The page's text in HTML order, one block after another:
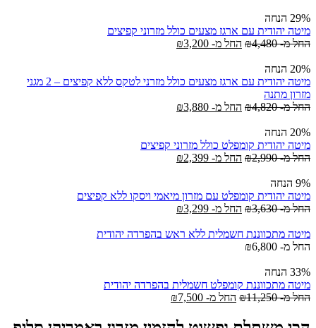
29% הנחה
מיטה יהודית עם ארגז מצעים כולל מזרוני קפיצים
החל מ-
₪4,480 החל מ- ₪3,200
20% הנחה
מיטה יהודית עם ארגז מצעים כולל מזרני לטקס ללא קפיצים – 2 מגני
מזרון מתנה
החל מ-
₪4,820 החל מ- ₪3,880
20% הנחה
מיטה יהודית קומפלט כולל מזרוני קפיצים
החל מ-
₪2,990 החל מ- ₪2,399
9% הנחה
מיטה יהודית קומפלט עם מזרון מיאמי ויסקו ללא קפיצים
החל מ-
₪3,630 החל מ- ₪3,299
מיטה מתכווננת חשמלית ללא ראש בהפרדה יהודית
החל מ-
₪6,800
33% הנחה
מיטה מתכווננת קומפלט חשמלית בהפרדה יהודית
החל מ-
₪11,250 החל מ- ₪7,500